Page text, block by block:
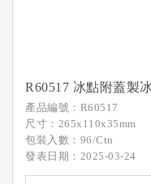
R60517 冰點附蓋製
產品編號：R60517
尺寸：265x110x35mm
包裝入數：96/Ctn
發表日期：2025-03-24